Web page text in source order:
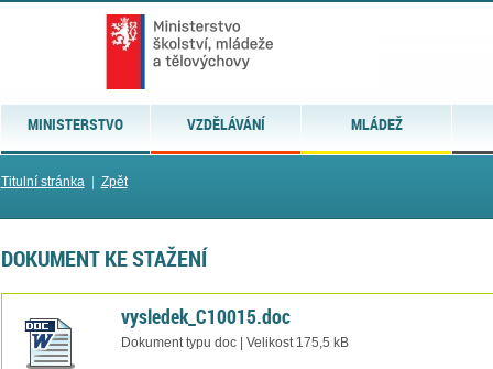
MINISTERSTVO VZDĚLÁVÁNÍ MLÁDEŽ
Titulní stránka| Zpět
DOKUMENT KE STAŽENÍ
vysledek_C10015.doc
Dokument typu doc | Velikost 175,5 kB